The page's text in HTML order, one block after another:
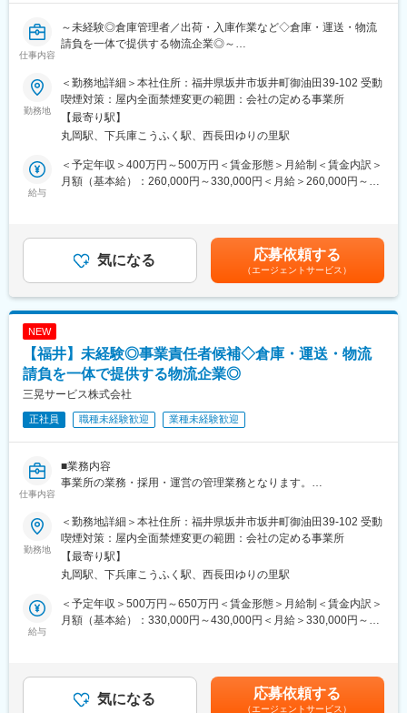
変更の範囲：会社の定める業務
しています。
事務作業と現場対応の両立で幅広いスキルが身につきます。大型
車両に関わるダイナミックな業務経験も可能です。
■教育体制
験でも安心です。
■想定されるキャリアパス
現場で経験を積み、将来的には管理職や専門性の高い登録業務ス
50年以上の歴史を持ち、東海北陸地区で最大規模の安定した企業
です。福利厚生が充実し、安心して長く働ける環境が整っていま
す。
仕事内容
～未経験◎倉庫管理者／出荷・入庫作業など◇倉庫・運送・物流
請負を一体で提供する物流企業◎～
■業務内容
倉庫内での入出庫業務全般をお任せします。
・出荷作業：ハンディ端末を使った棚からのピッキング、仕分
け、梱包、送り状の貼付
・入庫作業：トラックからの荷受け、検品、所定の棚への格納
・朝礼での当日出荷量・優先順位の確認、手順書に沿った作業
※スピードよりも「ミスのない正確さ」を最優先。物流未経験の方
す。
フォークリフトを使用した荷役作業、リーダー・現場管理業務、
品質改善活動、配送関連業務、およびこれらに付随する業務など
があります。役職に関係なく意見を出し合い、良いアイデアは即
座に現場へ反映される文化です。
また、SlackやChatGPTなどのツールを日常的に活用しています。
を削減することで、効率的な働き方を実現しています。新しい技
■魅力点
「仕組みで人を育て、物流で地域を動かす」を掲げる、北陸発の
◆倉庫×運送×請負の一体提供
保管・輸送・請負を別々ではなく一つのチームとして最適化でき
ることが最大の強み。お客様の物流課題をワンストップで解決す
◆未経験でも安心して成長できる環境
◆フラットで挑戦できる組織
勤務地
＜勤務地詳細＞本社住所：福井県坂井市坂井町御油田39-102 受動
喫煙対策：屋内全面禁煙変更の範囲：会社の定める事業所
【最寄り駅】
丸岡駅、下兵庫こうふく駅、西長田ゆりの里駅
給与
＜予定年収＞400万円～500万円＜賃金形態＞月給制＜賃金内訳＞
月額（基本給）：260,000円～330,000円＜月給＞260,000円～
気になる 応募依頼する
（エージェントサービス）
NEW
【福井】未経験◎事業責任者候補◇倉庫・運送・物流
請負を一体で提供する物流企業◎
三晃サービス株式会社
正社員 職種未経験歓迎 業種未経験歓迎
仕事内容
■業務内容
事業所の業務・採用・運営の管理業務となります。
・業務進捗の管理
・採用面談
・手順書等の仕組み化資料の作成・展開
・その他雑務
【変更の範囲】
会社が定めるその他の業務
■組織構成
勤務地
＜勤務地詳細＞本社住所：福井県坂井市坂井町御油田39-102 受動
喫煙対策：屋内全面禁煙変更の範囲：会社の定める事業所
【最寄り駅】
丸岡駅、下兵庫こうふく駅、西長田ゆりの里駅
給与
＜予定年収＞500万円～650万円＜賃金形態＞月給制＜賃金内訳＞
月額（基本給）：330,000円～430,000円＜月給＞330,000円～
気になる 応募依頼する
（エージェントサービス）